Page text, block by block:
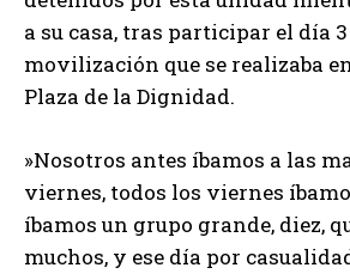
a su casa, tras participar el día
movilización que se realizaba
Plaza de la Dignidad.
​»Nosotros antes íbamos a las
viernes, todos los viernes
íbamos un grupo grande, diez,
muchos, y ese día por